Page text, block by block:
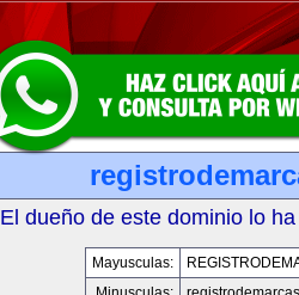
El dueño de este dominio lo
Mayusculas: